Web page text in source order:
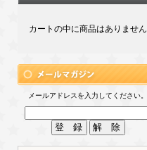
カートの中に商品はありません
メールアドレスを入力してください。